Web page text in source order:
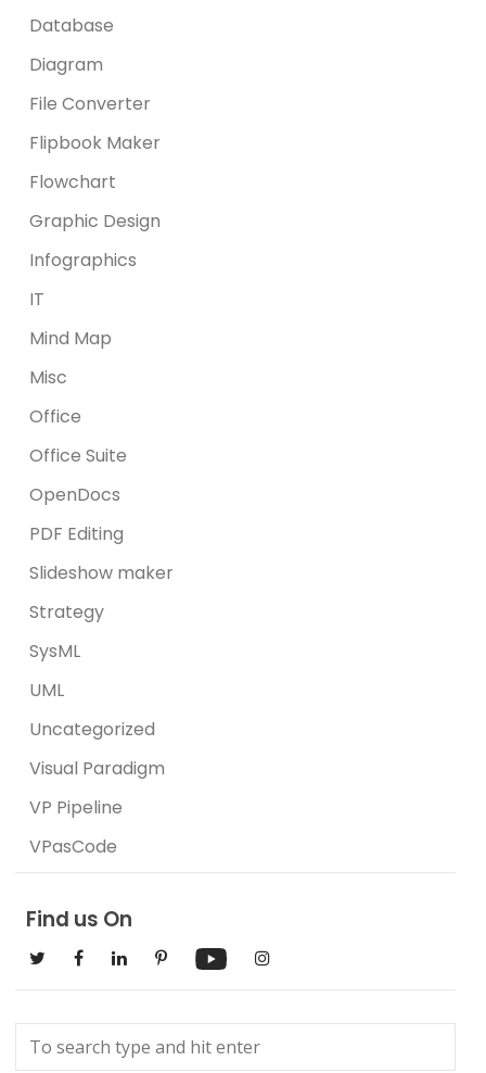
Database
Diagram
File Converter
Flipbook Maker
Flowchart
Graphic Design
Infographics
IT
Mind Map
Misc
Office
Office Suite
OpenDocs
PDF Editing
Slideshow maker
Strategy
SysML
UML
Uncategorized
Visual Paradigm
VP Pipeline
VPasCode
Find us On